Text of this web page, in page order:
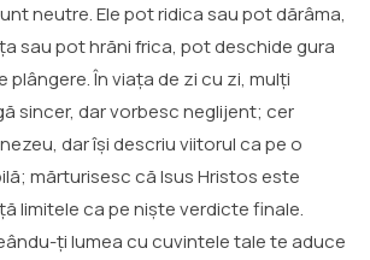
neutre. Ele pot ridica sau pot dărâma,
sau pot hrăni frica, pot deschide gura
plângere. În viața de zi cu zi, mulți
sincer, dar vorbesc neglijent; cer
dar își descriu viitorul ca pe o
mărturisesc că Isus Hristos este
limitele ca pe niște verdicte finale.
ți lumea cu cuvintele tale te aduce